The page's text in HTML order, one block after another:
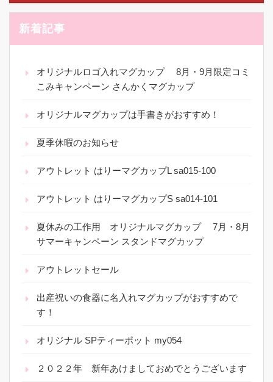
新着記事
オリジナルロゴ入れマグカップ 8月・9月限定コミ
こみキャンペーン さんかくマグカップ
オリジナルマグカップは手書きがおすすめ！
夏季休暇のお知らせ
アウトレット はりーマグカップL sa015-100
アウトレット はりーマグカップS sa014-101
夏休みの工作用 オリジナルマグカップ 7月・8月
サマーキャンペーン スタンドマグカップ
アウトレットセール
出産祝いの食器に名入れマグカップがおすすめで
す！
オリジナル SPティーポット my054
２０２２年 新年あけましておめでとうございます